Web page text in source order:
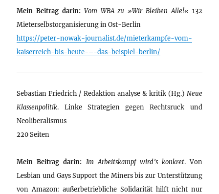
Mein Beitrag darin: Vom WBA zu »Wir Bleiben Alle!« 132
Mieterselbstorganisierung in Ost-Berlin
https://peter-nowak-journalist.de/mieterkampfe-vom-
kaiserreich-bis-heute-–-das-beispiel-berlin/
Sebastian Friedrich / Redaktion analyse & kritik (Hg.) Neue
Klassenpolitik. Linke Strategien gegen Rechtsruck und
Neoliberalismus
220 Seiten
Mein Beitrag darin: Im Arbeitskampf wird’s konkret. Von
Lesbian und Gays Support the Miners bis zur Unterstützung
von Amazon: außerbetriebliche Solidarität hilft nicht nur